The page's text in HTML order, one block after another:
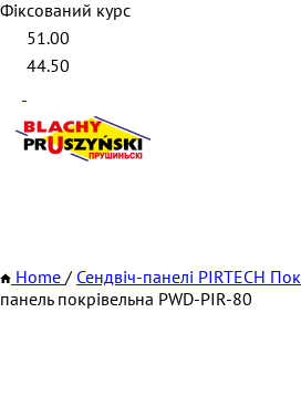
Фіксований курс
51.00
44.50
Home / Сендвіч-панелі PIRTECH
панель покрівельна PWD-PIR-80